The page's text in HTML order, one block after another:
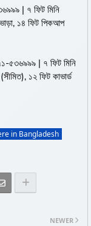
| ৭ ফিট মিনি
১৪ ফিট পিকআপ
৫৩৬৯৯৯ | ৭ ফিট মিনি
১২ ফিট কাভার্ড
in Bangladesh
NEWER